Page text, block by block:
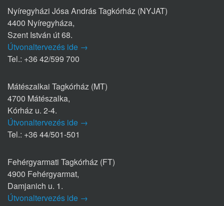
Nyíregyházi Jósa András Tagkórház (NYJAT)
4400 Nyíregyháza,
Szent István út 68.
Útvonaltervezés ide →
Tel.: +36 42/599 700
Mátészalkai Tagkórház (MT)
4700 Mátészalka,
Kórház u. 2-4.
Útvonaltervezés ide →
Tel.: +36 44/501-501
Fehérgyarmati Tagkórház (FT)
4900 Fehérgyarmat,
Damjanich u. 1.
Útvonaltervezés ide →